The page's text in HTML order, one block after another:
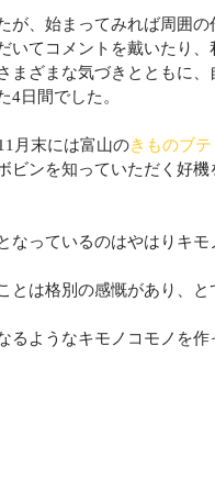
が、始まってみれば周囲の
いてコメントを戴いたり、
まざまな気づきとともに、
日間でした。
月末には富山のきものブテ
ビンを知っていただく好機
なっているのはやはりキモ
とは格別の感慨があり、と
るようなキモノコモノを作